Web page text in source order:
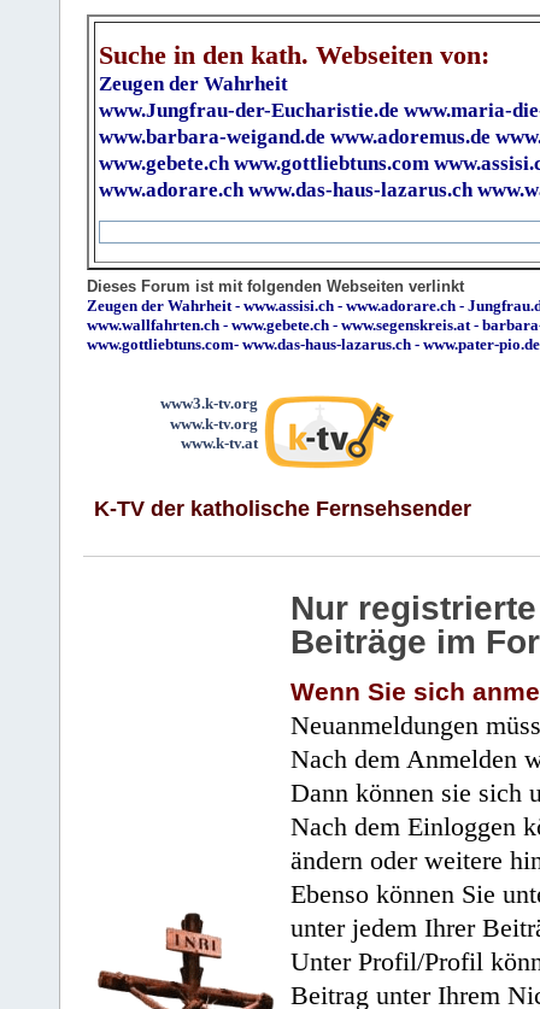
Suche in den kath. Webseiten von:
Zeugen der Wahrheit
www.Jungfrau-der-Eucharistie.de www.maria-
www.barbara-weigand.de www.adoremus.de
www.gebete.ch www.gottliebtuns.com
www.adorare.ch www.das-haus-lazarus.ch
Dieses Forum ist mit folgenden Webseiten verlinkt
Zeugen der Wahrheit - www.assisi.ch - www.adorare.ch -
www.wallfahrten.ch - www.gebete.ch - www.segenskreis.at -
www.gottliebtuns.com- www.das-haus-lazarus.ch - www.pater-pio.de
www3.k-tv.org
www.k-tv.org
www.k-tv.at
K-TV der katholische Fernsehsender
Nur
Beiträge im
Wenn Sie sich
Neuanmeldungen
Nach dem Anmelden
Dann können sie sich
Nach dem Einloggen
ändern oder weitere
Ebenso können Sie
unter jedem Ihrer
Unter Profil/Profil
Beitrag unter Ihrem